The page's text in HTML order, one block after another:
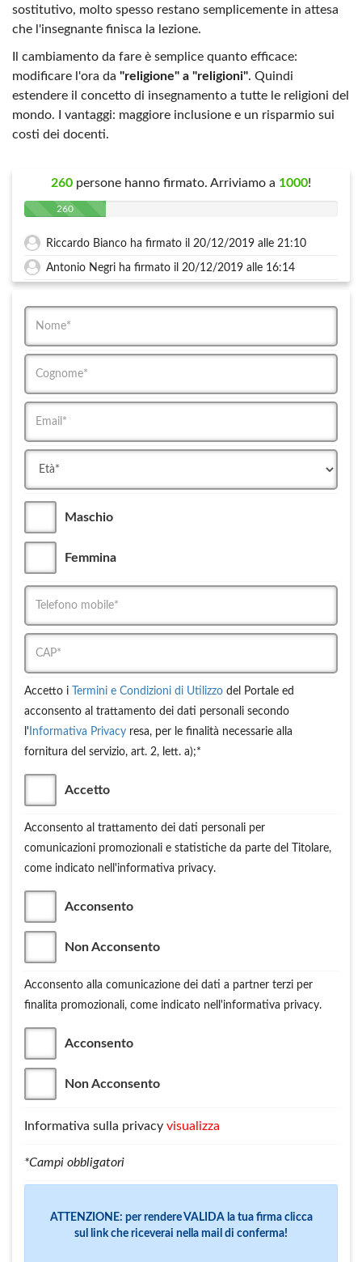
sostitutivo, molto spesso restano semplicemente in attesa
che l'insegnante finisca la lezione.
Il cambiamento da fare è semplice quanto efficace:
modificare l'ora da "religione" a "religioni". Quindi
estendere il concetto di insegnamento a tutte le religioni del
mondo. I vantaggi: maggiore inclusione e un risparmio sui
costi dei docenti.
260 persone hanno firmato. Arriviamo a 1000!
260
Riccardo Bianco ha firmato il 20/12/2019 alle 21:10
Antonio Negri ha firmato il 20/12/2019 alle 16:14
Maschio
Femmina
Accetto i Termini e Condizioni di Utilizzo del Portale ed
acconsento al trattamento dei dati personali secondo
l' Informativa Privacy resa, per le finalità necessarie alla
fornitura del servizio, art. 2, lett. a);*
Accetto
Acconsento al trattamento dei dati personali per
comunicazioni promozionali e statistiche da parte del Titolare,
come indicato nell'informativa privacy.
Acconsento
Non Acconsento
Acconsento alla comunicazione dei dati a partner terzi per
finalita promozionali, come indicato nell'informativa privacy.
Acconsento
Non Acconsento
Informativa sulla privacy visualizza
*Campi obbligatori
ATTENZIONE: per rendere VALIDA la tua firma clicca
sul link che riceverai nella mail di conferma!